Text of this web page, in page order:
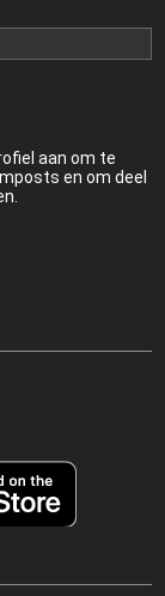
aan om te
en om deel